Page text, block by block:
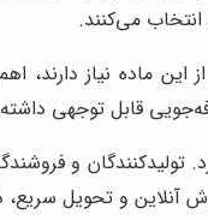
می‌کنند.
ماده نیاز
قابل توجهی
تولیدکنندگان و
آنلاین و تحویل